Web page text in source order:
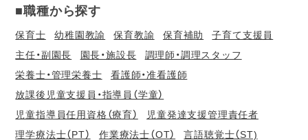
■職種から探す
保育士 幼稚園教諭 保育教諭 保育補助
子育て支援員
主任・副園長
園長・施設長
調理師・調理スタッフ
栄養士・管理栄養士
看護師・准看護師
放課後児童支援員・指導員（学童）
児童指導員任用資格（療育）
児童発達支援管理責任者
理学療法士（PT）
作業療法士（OT）
言語聴覚士（ST)